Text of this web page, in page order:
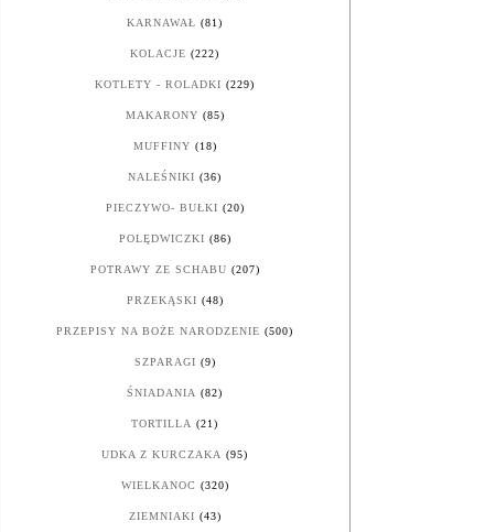
KARNAWAŁ (81)
KOLACJE (222)
KOTLETY - ROLADKI (229)
MAKARONY (85)
MUFFINY (18)
NALEŚNIKI (36)
PIECZYWO- BUŁKI (20)
POLĘDWICZKI (86)
POTRAWY ZE SCHABU (207)
PRZEKĄSKI (48)
PRZEPISY NA BOŻE NARODZENIE (500)
SZPARAGI (9)
ŚNIADANIA (82)
TORTILLA (21)
UDKA Z KURCZAKA (95)
WIELKANOC (320)
ZIEMNIAKI (43)